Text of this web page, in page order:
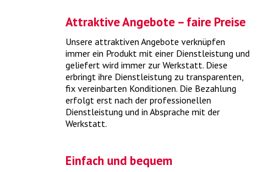
Mein Auto identifizieren
Der sicherste Weg zum richtigen Produkt für Ihr Auto führt
über die Typenschein-Nummer.
Attraktive Angebote – faire Preise
Unsere attraktiven Angebote verknüpfen
immer ein Produkt mit einer Dienstleistung und
geliefert wird immer zur Werkstatt. Diese
erbringt ihre Dienstleistung zu transparenten,
fix vereinbarten Konditionen. Die Bezahlung
erfolgt erst nach der professionellen
Dienstleistung und in Absprache mit der
Werkstatt.
Einfach und bequem